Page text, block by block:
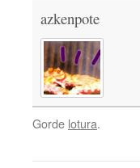
azkenpote
Gorde lotura.